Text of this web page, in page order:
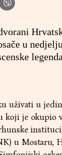
u
uživati u
je okupio
u Mostaru,